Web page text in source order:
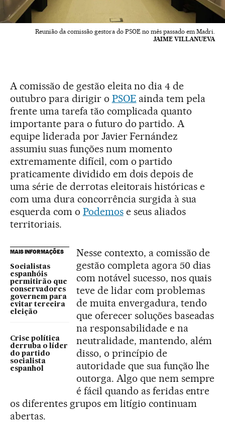
Reunião da comissão gestora do PSOE no mês passado em Madri.
JAIME VILLANUEVA
A comissão de gestão eleita no dia 4 de
outubro para dirigir o PSOE ainda tem pela
frente uma tarefa tão complicada quanto
importante para o futuro do partido. A
equipe liderada por Javier Fernández
assumiu suas funções num momento
extremamente difícil, com o partido
praticamente dividido em dois depois de
uma série de derrotas eleitorais históricas e
com uma dura concorrência surgida à sua
esquerda com o Podemose seus aliados
territoriais.
MAIS INFORMAÇÕES
Socialistas
espanhóis
permitirão que
conservadores
governem para
evitar terceira
eleição
Crise política
derruba o líder
do partido
socialista
espanhol
Nesse contexto, a comissão de
gestão completa agora 50 dias
com notável sucesso, nos quais
teve de lidar com problemas
de muita envergadura, tendo
que oferecer soluções baseadas
na responsabilidade e na
neutralidade, mantendo, além
disso, o princípio de
autoridade que sua função lhe
outorga. Algo que nem sempre
é fácil quando as feridas entre
os diferentes grupos em litígio continuam
abertas.